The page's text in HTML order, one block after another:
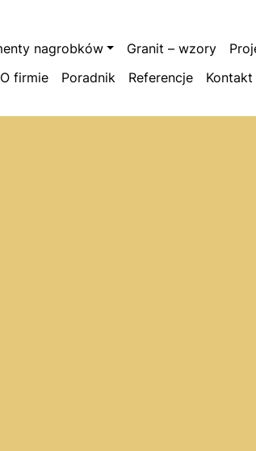
nagrobków Granit – wzory
O firmie Poradnik Referencje Kontakt